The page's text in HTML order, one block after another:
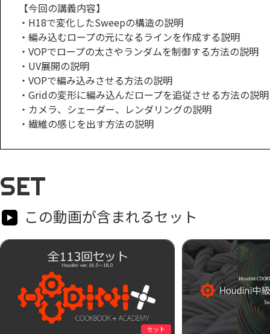
【今回の講義内容】
・H18で変化したSweepの構造の説明
・編み込むロープの元になるラインを作成する説明
・VOPでロープの太さやランダムを制御する方法の説明
・UV展開の説明
・VOPで編み込みさせる方法の説明
・Gridの変形に編み込んだロープを追従させる方法の説明
・カメラ、シェーダー、レンダリングの説明
・繊維の感じを出す方法の説明
SET
この動画が含まれるセット
セット